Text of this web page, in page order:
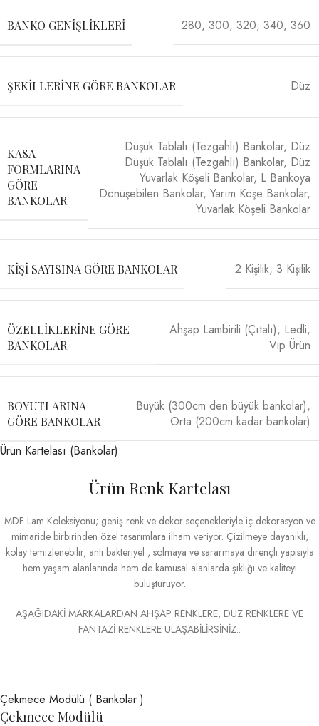
BANKO GENIŞLIKLERI 280, 300, 320, 340, 360
ŞEKILLERINE GÖRE BANKOLAR Düz
KASA
FORMLARINA
GÖRE
BANKOLAR
Düşük Tablalı (Tezgahlı) Bankolar, Düz
Düşük Tablalı (Tezgahlı) Bankolar, Düz
Yuvarlak Köşeli Bankolar, L Bankoya
Dönüşebilen Bankolar, Yarım Köşe Bankolar,
Yuvarlak Köşeli Bankolar
KIŞI SAYISINA GÖRE BANKOLAR 2 Kişilik, 3 Kişilik
ÖZELLIKLERINE GÖRE
BANKOLAR
Ahşap Lambirili (Çıtalı), Ledli,
Vip Ürün
BOYUTLARINA
GÖRE BANKOLAR
Büyük (300cm den büyük bankolar),
Orta (200cm kadar bankolar)
Ürün Kartelası (Bankolar)
Ürün Renk Kartelası
MDF Lam Koleksiyonu; geniş renk ve dekor seçenekleriyle iç dekorasyon ve
mimaride birbirinden özel tasarımlara ilham veriyor. Çizilmeye dayanıklı,
kolay temizlenebilir, anti bakteriyel , solmaya ve sararmaya dirençli yapısıyla
hem yaşam alanlarında hem de kamusal alanlarda şıklığı ve kaliteyi
buluşturuyor.
AŞAĞIDAKİ MARKALARDAN AHŞAP RENKLERE, DÜZ RENKLERE VE
FANTAZİ RENKLERE ULAŞABİLİRSİNİZ..
Çekmece Modülü ( Bankolar )
Çekmece Modülü